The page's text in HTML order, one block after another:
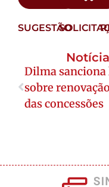
SUGESTÃO
Dilma sanciona
sobre renovação
das concessões